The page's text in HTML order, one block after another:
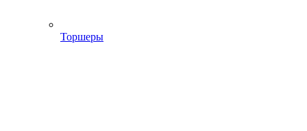
Торшеры